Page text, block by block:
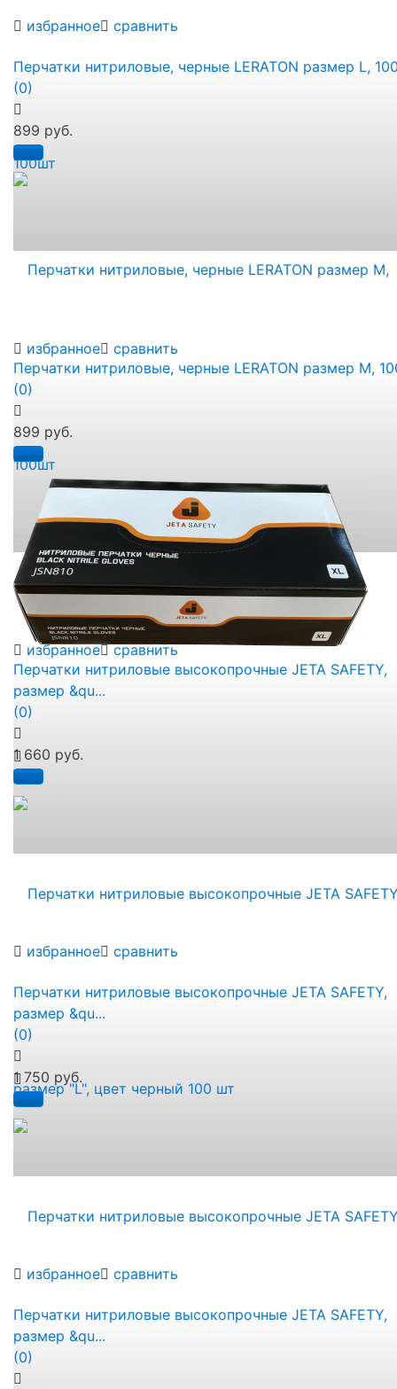
избранное сравнить
избранное сравнить
Перчатки нитриловые, черные LERATON размер L,
(0)
899 руб.
избранное сравнить
Перчатки нитриловые, черные LERATON размер M,
(0)
899 руб.
избранное сравнить
Перчатки нитриловые высокопрочные JETA SAFETY,
размер &qu...
(0)
1 660 руб.
избранное сравнить
Перчатки нитриловые высокопрочные JETA SAFETY,
размер &qu...
(0)
1 750 руб.
Перчатки нитриловые высокопрочные JETA SAFETY,
размер &qu...
(0)